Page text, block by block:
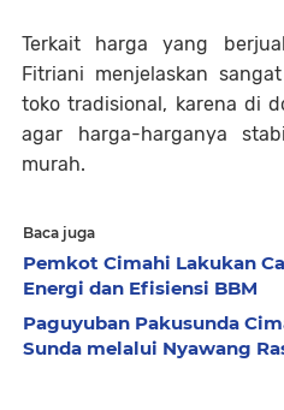
Terkait harga yang
Fitriani menjelaskan
toko tradisional, karena di
agar harga-harganya
murah.
Baca juga
Pemkot Cimahi Lakukan
Energi dan Efisiensi BBM
Paguyuban Pakusunda
Sunda melalui Nyawang